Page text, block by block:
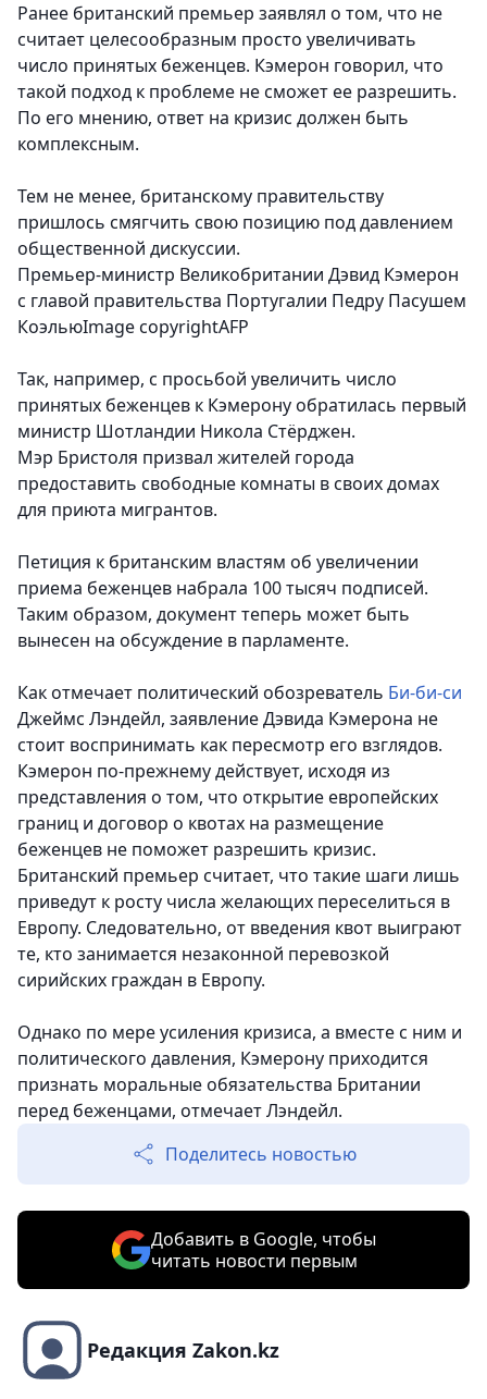
Ранее британский премьер заявлял о том, что не
считает целесообразным просто увеличивать
число принятых беженцев. Кэмерон говорил, что
такой подход к проблеме не сможет ее разрешить.
По его мнению, ответ на кризис должен быть
комплексным.
Тем не менее, британскому правительству
пришлось смягчить свою позицию под давлением
общественной дискуссии.
Премьер-министр Великобритании Дэвид Кэмерон
с главой правительства Португалии Педру Пасушем
КоэльюImage copyrightAFP
Так, например, с просьбой увеличить число
принятых беженцев к Кэмерону обратилась первый
министр Шотландии Никола Стёрджен.
Мэр Бристоля призвал жителей города
предоставить свободные комнаты в своих домах
для приюта мигрантов.
Петиция к британским властям об увеличении
приема беженцев набрала 100 тысяч подписей.
Таким образом, документ теперь может быть
вынесен на обсуждение в парламенте.
Как отмечает политический обозреватель Би-би-си
Джеймс Лэндейл, заявление Дэвида Кэмерона не
стоит воспринимать как пересмотр его взглядов.
Кэмерон по-прежнему действует, исходя из
представления о том, что открытие европейских
границ и договор о квотах на размещение
беженцев не поможет разрешить кризис.
Британский премьер считает, что такие шаги лишь
приведут к росту числа желающих переселиться в
Европу. Следовательно, от введения квот выиграют
те, кто занимается незаконной перевозкой
сирийских граждан в Европу.
Однако по мере усиления кризиса, а вместе с ним и
политического давления, Кэмерону приходится
признать моральные обязательства Британии
перед беженцами, отмечает Лэндейл.
Поделитесь новостью
Добавить в Google, чтобы
читать новости первым
Редакция Zakon.kz